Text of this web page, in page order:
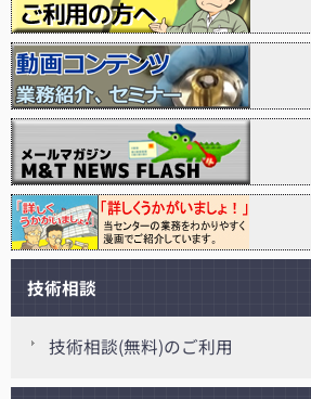
技術相談
技術相談(無料)のご利用